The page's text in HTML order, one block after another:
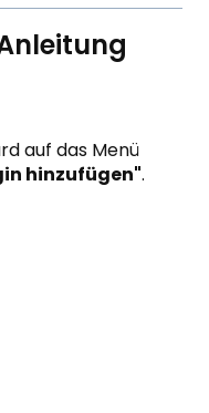
auf das Menü
hinzufügen".